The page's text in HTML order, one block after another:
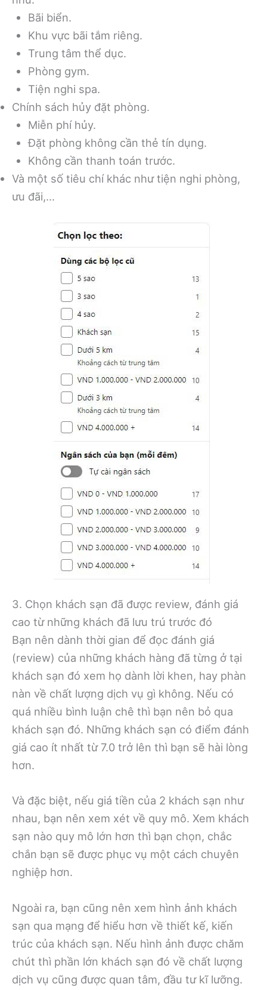
Bãi biển.
Khu vực bãi tắm riêng.
Trung tâm thể dục.
Phòng gym.
Tiện nghi spa.
Chính sách hủy đặt phòng.
Miễn phí hủy.
Đặt phòng không cần thẻ tín dụng.
Không cần thanh toán trước.
Và một số tiêu chí khác như tiện nghi phòng,
ưu đãi,…
3. Chọn khách sạn đã được review, đánh giá
cao từ những khách đã lưu trú trước đó
Bạn nên dành thời gian để đọc đánh giá
(review) của những khách hàng đã từng ở tại
khách sạn đó xem họ dành lời khen, hay phàn
nàn về chất lượng dịch vụ gì không. Nếu có
quá nhiều bình luận chê thì bạn nên bỏ qua
khách sạn đó. Những khách sạn có điểm đánh
giá cao ít nhất từ 7.0 trở lên thì bạn sẽ hài lòng
hơn.
Và đặc biệt, nếu giá tiền của 2 khách sạn như
nhau, bạn nên xem xét về quy mô. Xem khách
sạn nào quy mô lớn hơn thì bạn chọn, chắc
chắn bạn sẽ được phục vụ một cách chuyên
nghiệp hơn.
Ngoài ra, bạn cũng nên xem hình ảnh khách
sạn qua mạng để hiểu hơn về thiết kế, kiến
trúc của khách sạn. Nếu hình ảnh được chăm
chút thì phần lớn khách sạn đó về chất lượng
dịch vụ cũng được quan tâm, đầu tư kĩ lưỡng.